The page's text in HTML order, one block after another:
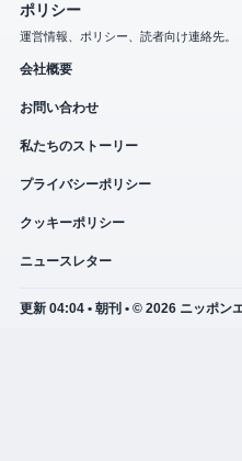
ポリシー
運営情報、ポリシー、読者向け連絡先。
会社概要
お問い合わせ
私たちのストーリー
プライバシーポリシー
クッキーポリシー
ニュースレター
更新 04:04 • 朝刊 • © 2026 ニッポン